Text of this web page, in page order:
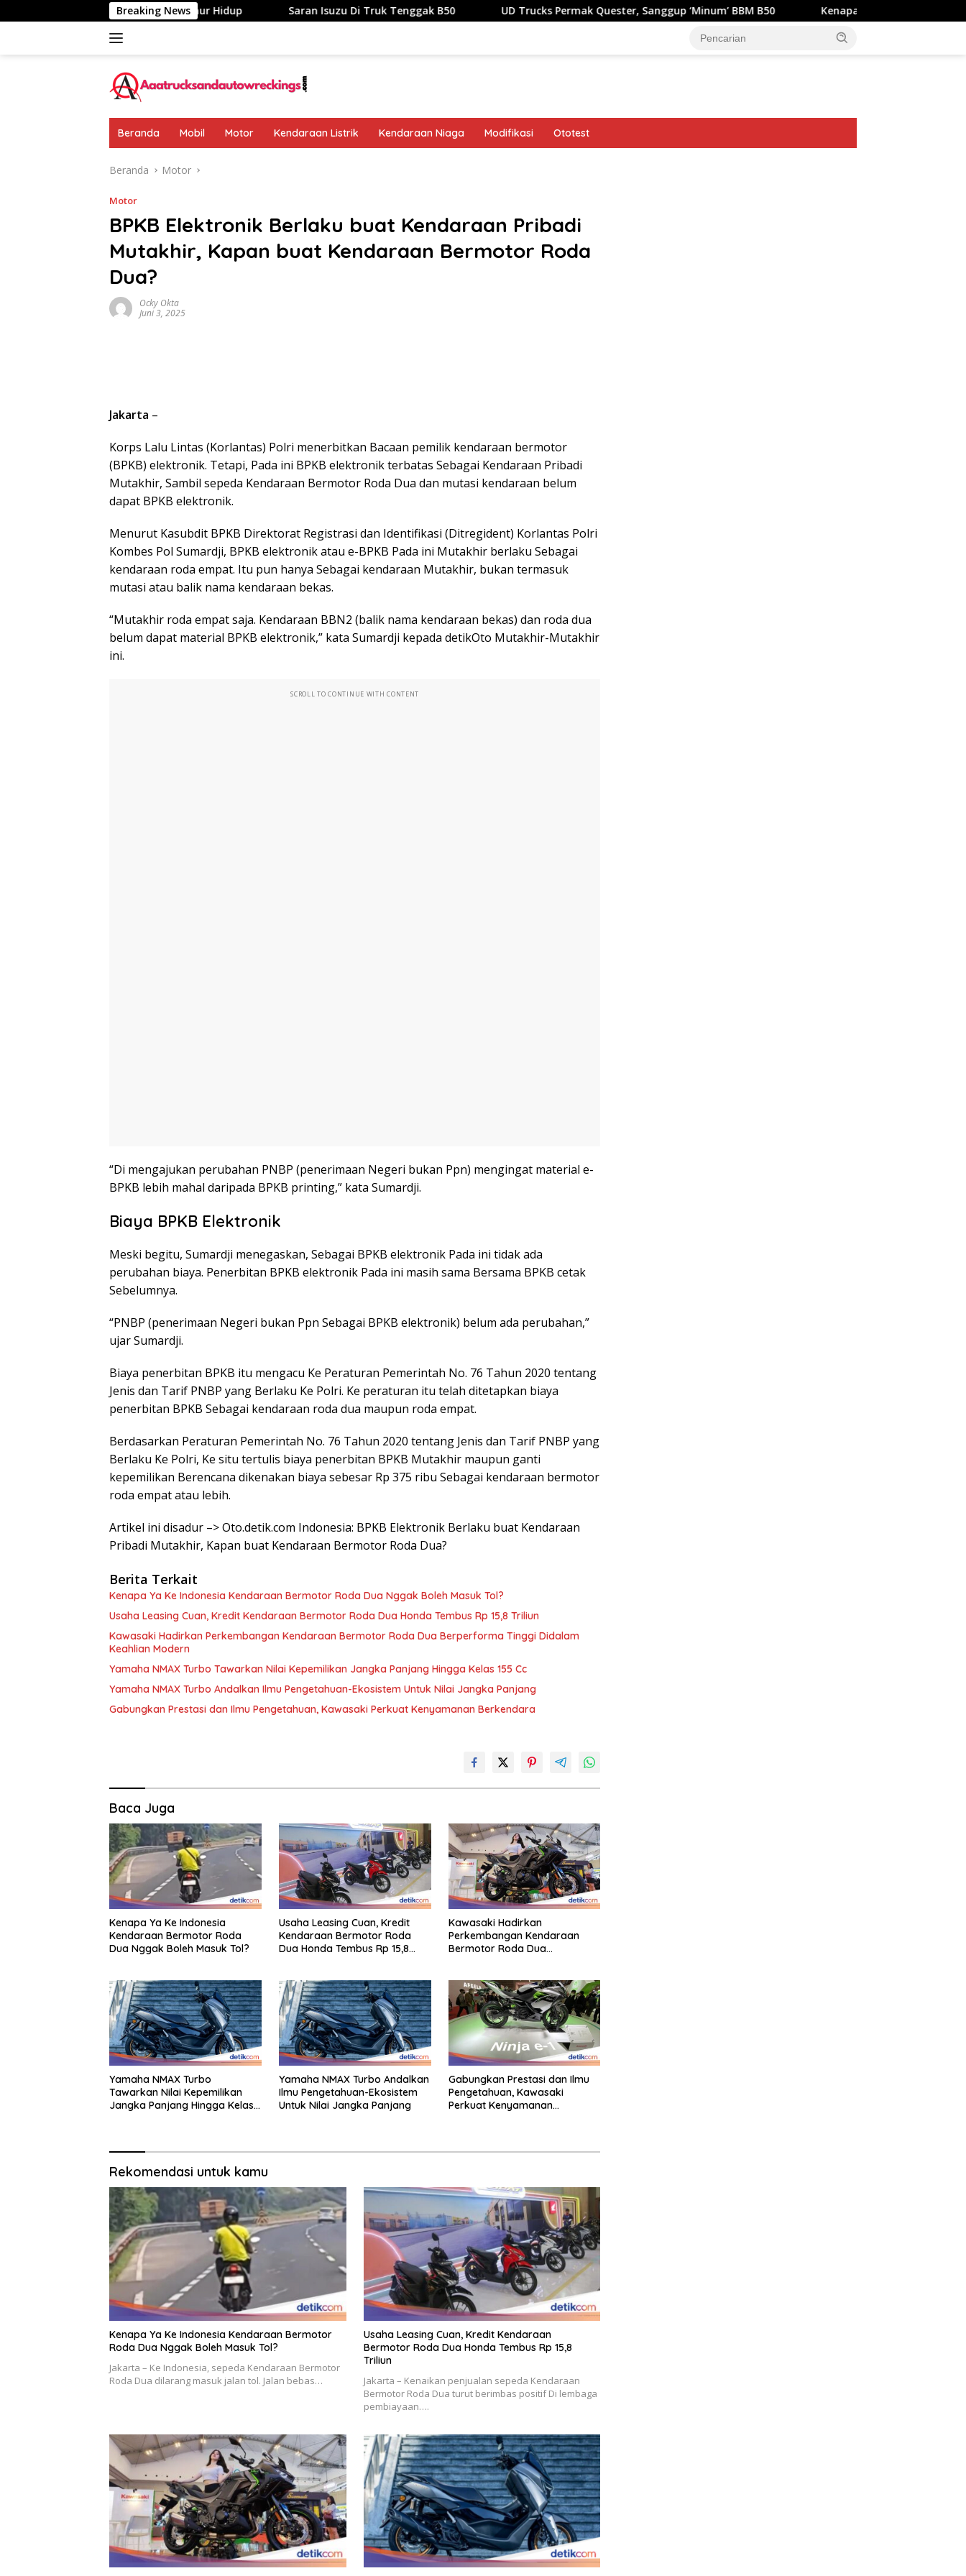
ke
Breaking News
Ada Garansi Seumur Hidup Saran Isuzu Di Truk Tenggak B50 UD Trucks Permak Quester, Sanggup ‘Minum’ BBM B50 Kenapa Ya Ke Indonesia Kendaraan
Beranda Mobil Motor Kendaraan Listrik Kendaraan Niaga Modifikasi Ototest
Beranda Motor
Motor
BPKB Elektronik Berlaku buat Kendaraan Pribadi
Mutakhir, Kapan buat Kendaraan Bermotor Roda
Dua?
Ocky Okta
Juni 3, 2025
Jakarta –
Korps Lalu Lintas (Korlantas) Polri menerbitkan Bacaan pemilik kendaraan bermotor
(BPKB) elektronik. Tetapi, Pada ini BPKB elektronik terbatas Sebagai Kendaraan Pribadi
Mutakhir, Sambil sepeda Kendaraan Bermotor Roda Dua dan mutasi kendaraan belum
dapat BPKB elektronik.
Menurut Kasubdit BPKB Direktorat Registrasi dan Identifikasi (Ditregident) Korlantas Polri
Kombes Pol Sumardji, BPKB elektronik atau e-BPKB Pada ini Mutakhir berlaku Sebagai
kendaraan roda empat. Itu pun hanya Sebagai kendaraan Mutakhir, bukan termasuk
mutasi atau balik nama kendaraan bekas.
“Mutakhir roda empat saja. Kendaraan BBN2 (balik nama kendaraan bekas) dan roda dua
belum dapat material BPKB elektronik,” kata Sumardji kepada detikOto Mutakhir-Mutakhir
ini.
SCROLL TO CONTINUE WITH CONTENT
“Di mengajukan perubahan PNBP (penerimaan Negeri bukan Ppn) mengingat material e-
BPKB lebih mahal daripada BPKB printing,” kata Sumardji.
Biaya BPKB Elektronik
Meski begitu, Sumardji menegaskan, Sebagai BPKB elektronik Pada ini tidak ada
perubahan biaya. Penerbitan BPKB elektronik Pada ini masih sama Bersama BPKB cetak
Sebelumnya.
“PNBP (penerimaan Negeri bukan Ppn Sebagai BPKB elektronik) belum ada perubahan,”
ujar Sumardji.
Biaya penerbitan BPKB itu mengacu Ke Peraturan Pemerintah No. 76 Tahun 2020 tentang
Jenis dan Tarif PNBP yang Berlaku Ke Polri. Ke peraturan itu telah ditetapkan biaya
penerbitan BPKB Sebagai kendaraan roda dua maupun roda empat.
Berdasarkan Peraturan Pemerintah No. 76 Tahun 2020 tentang Jenis dan Tarif PNBP yang
Berlaku Ke Polri, Ke situ tertulis biaya penerbitan BPKB Mutakhir maupun ganti
kepemilikan Berencana dikenakan biaya sebesar Rp 375 ribu Sebagai kendaraan bermotor
roda empat atau lebih.
Artikel ini disadur –> Oto.detik.com Indonesia: BPKB Elektronik Berlaku buat Kendaraan
Pribadi Mutakhir, Kapan buat Kendaraan Bermotor Roda Dua?
Berita Terkait
Kenapa Ya Ke Indonesia Kendaraan Bermotor Roda Dua Nggak Boleh Masuk Tol?
Usaha Leasing Cuan, Kredit Kendaraan Bermotor Roda Dua Honda Tembus Rp 15,8 Triliun
Kawasaki Hadirkan Perkembangan Kendaraan Bermotor Roda Dua Berperforma Tinggi Didalam
Keahlian Modern
Yamaha NMAX Turbo Tawarkan Nilai Kepemilikan Jangka Panjang Hingga Kelas 155 Cc
Yamaha NMAX Turbo Andalkan Ilmu Pengetahuan-Ekosistem Untuk Nilai Jangka Panjang
Gabungkan Prestasi dan Ilmu Pengetahuan, Kawasaki Perkuat Kenyamanan Berkendara
Baca Juga
Kenapa Ya Ke Indonesia
Kendaraan Bermotor Roda
Dua Nggak Boleh Masuk Tol?
Usaha Leasing Cuan, Kredit
Kendaraan Bermotor Roda
Dua Honda Tembus Rp 15,8
Kawasaki Hadirkan
Perkembangan Kendaraan
Bermotor Roda Dua
Yamaha NMAX Turbo
Tawarkan Nilai Kepemilikan
Jangka Panjang Hingga Kelas
Yamaha NMAX Turbo Andalkan
Ilmu Pengetahuan-Ekosistem
Untuk Nilai Jangka Panjang
Gabungkan Prestasi dan Ilmu
Pengetahuan, Kawasaki
Perkuat Kenyamanan
Rekomendasi untuk kamu
Kenapa Ya Ke Indonesia Kendaraan Bermotor
Roda Dua Nggak Boleh Masuk Tol?
Jakarta – Ke Indonesia, sepeda Kendaraan Bermotor
Roda Dua dilarang masuk jalan tol. Jalan bebas…
Usaha Leasing Cuan, Kredit Kendaraan
Bermotor Roda Dua Honda Tembus Rp 15,8
Triliun
Jakarta – Kenaikan penjualan sepeda Kendaraan
Bermotor Roda Dua turut berimbas positif Di lembaga
pembiayaan….